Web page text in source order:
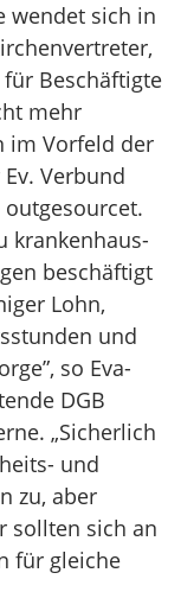
wendet sich in
Beschäftigte
mehr
im Vorfeld der
Verbund
krankenhaus-
beschäftigt
Lohn,
und
so Eva-
DGB
„Sicherlich
und
zu, aber
sollten sich an
für gleiche